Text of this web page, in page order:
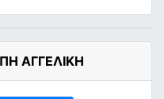
ΑΓΓΕΛΙΚΗ